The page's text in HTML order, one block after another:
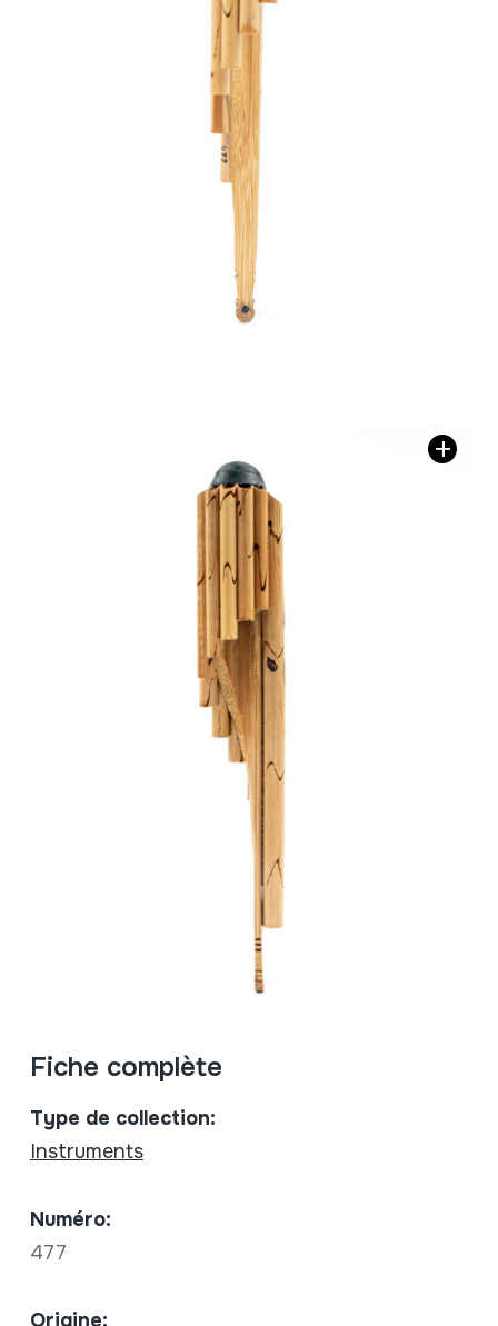
Fiche complète
Type de collection:
Instruments
Numéro:
477
Origine: